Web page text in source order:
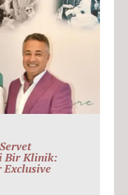
Bir Klinik:
Exclusive